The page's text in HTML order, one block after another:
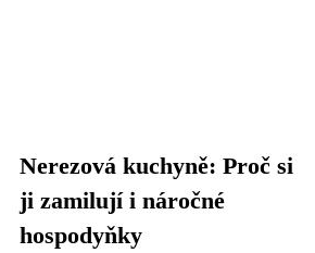
Nerezová kuchyně: Proč si
ji zamilují i náročné
hospodyňky